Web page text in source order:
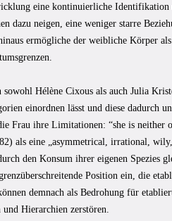
eine kontinuierliche
dazu neigen, eine weniger starre
ermögliche der weibliche Körper
Hélène Cixous als auch Julia
einordnen lässt und diese dadurch
Frau ihre Limitationen: “she is neither
als eine „asymmetrical, irrational,
den Konsum ihrer eigenen Spezies
Position ein, die
demnach als Bedrohung für
Hierarchien zerstören.